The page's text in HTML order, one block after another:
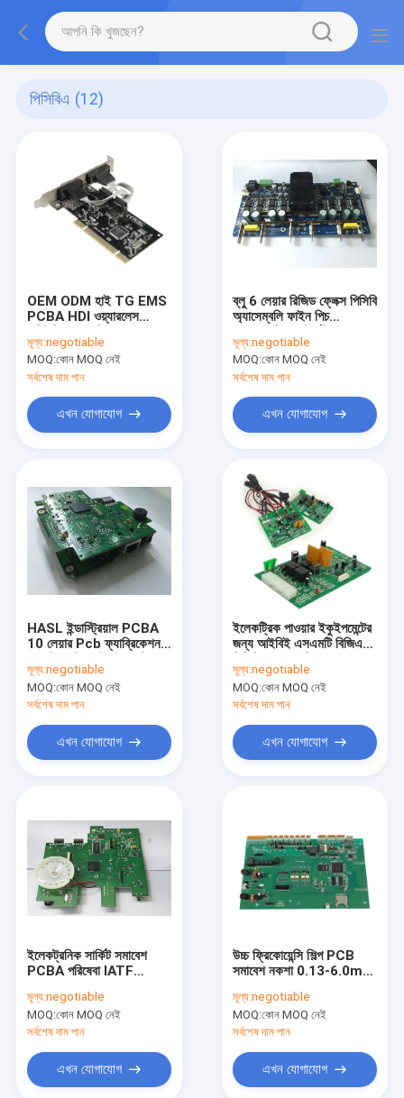
পিসিবিএ (12)
OEM ODM হাই TG EMS
PCBA HDI ওয়্যারলেস
মূল্য:negotiable
MOQ:কোন MOQ নেই
সর্বশেষ দাম পান
এখন যোগাযোগ
ব্লু 6 লেয়ার রিজিড ফ্লেক্স পিসিবি
অ্যাসেম্বলি ফাইন পিচ
মূল্য:negotiable
MOQ:কোন MOQ নেই
সর্বশেষ দাম পান
এখন যোগাযোগ
HASL ইন্ডাস্ট্রিয়াল PCBA
10 লেয়ার Pcb ফ্যাব্রিকেশন
জন্য
মূল্য:negotiable
MOQ:কোন MOQ নেই
সর্বশেষ দাম পান
এখন যোগাযোগ
ইলেকট্রিক পাওয়ার ইকুইপমেন্টের
জন্য আইবিই এসএমটি বিজিএ
ফিঙ্গার
মূল্য:negotiable
MOQ:কোন MOQ নেই
সর্বশেষ দাম পান
এখন যোগাযোগ
ইলেকট্রনিক সার্কিট সমাবেশ
PCBA পরিষেবা IATF
মূল্য:negotiable
MOQ:কোন MOQ নেই
সর্বশেষ দাম পান
এখন যোগাযোগ
উচ্চ ফ্রিকোয়েন্সি শিল্প PCB
সমাবেশ নকশা 0.13-6.0mm
মূল্য:negotiable
MOQ:কোন MOQ নেই
সর্বশেষ দাম পান
এখন যোগাযোগ